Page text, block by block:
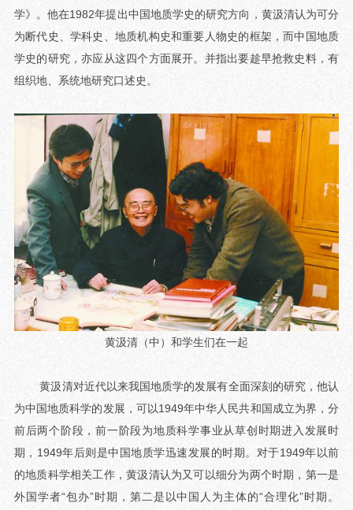
学》。他在1982年提出中国地质学史的研究方向，黄汲清认为可分
为断代史、学科史、地质机构史和重要人物史的框架，而中国地质
学史的研究，亦应从这四个方面展开。并指出要趁早抢救史料，有
组织地、系统地研究口述史。
黄汲清（中）和学生们在一起
黄汲清对近代以来我国地质学的发展有全面深刻的研究，他认
为中国地质科学的发展，可以1949年中华人民共和国成立为界，分
前后两个阶段，前一阶段为地质科学事业从草创时期进入发展时
期，1949年后则是中国地质学迅速发展的时期。对于1949年以前
的地质科学相关工作，黄汲清认为又可以细分为两个时期，第一是
外国学者“包办”时期，第二是以中国人为主体的“合理化”时期。